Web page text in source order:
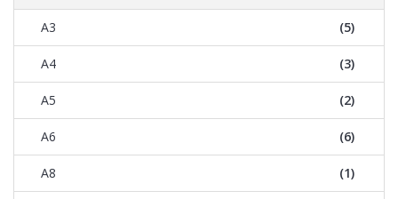
A3 (5)
A4 (3)
A5 (2)
A6 (6)
A8 (1)